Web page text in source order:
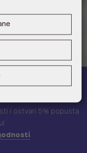
i ostvari 5% popusta